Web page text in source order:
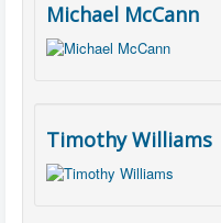
Michael McCann
Timothy Williams